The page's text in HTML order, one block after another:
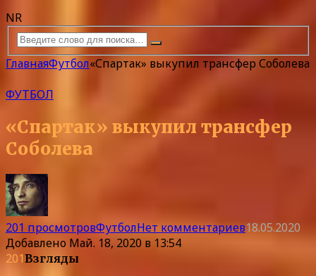
NR
ГлавнаяФутбол«Спартак» выкупил трансфер Соболева
ФУТБОЛ
«Спартак» выкупил трансфер
Соболева
201 просмотровФутболНет комментариев18.05.2020
Добавлено Май. 18, 2020 в 13:54
201Взгляды